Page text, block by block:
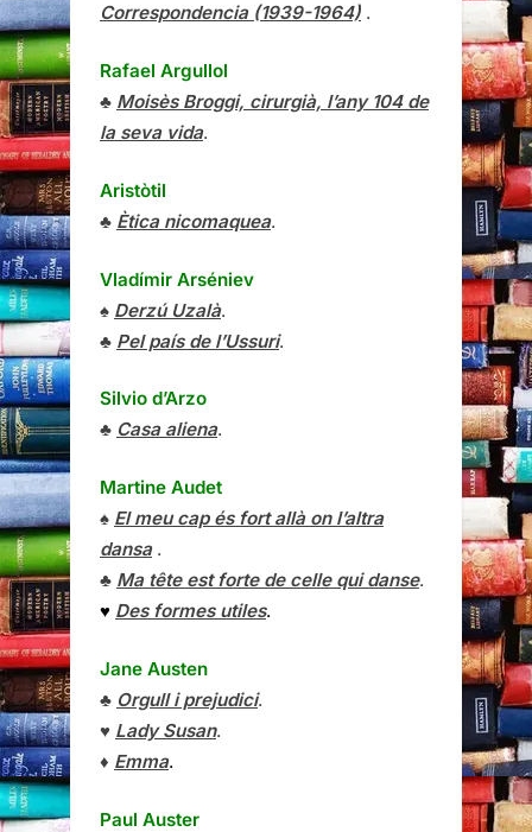
Correspondencia (1939-1964) .
Rafael Argullol
♣ Moisès Broggi, cirurgià, l’any 104 de
la seva vida.
Aristòtil
♣ Ètica nicomaquea.
Vladímir Arséniev
♠ Derzú Uzalà.
♣ Pel país de l’Ussuri.
Silvio d’Arzo
♣ Casa aliena.
Martine Audet
♠ El meu cap és fort allà on l’altra
dansa.
♣ Ma tête est forte de celle qui danse.
♥ Des formes utiles.
Jane Austen
♣ Orgull i prejudici.
♥ Lady Susan.
♦ Emma.
Paul Auster